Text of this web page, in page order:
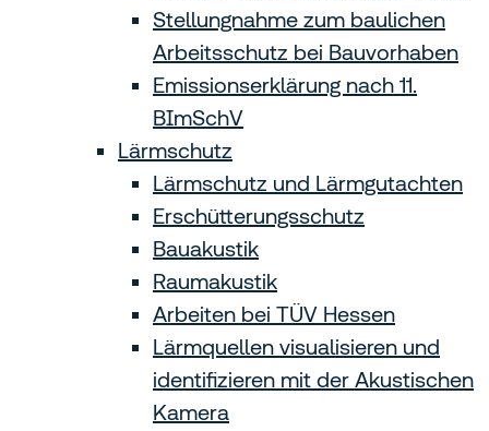
Stellungnahme zum baulichen
Arbeitsschutz bei Bauvorhaben
Emissionserklärung nach 11.
BImSchV
Lärmschutz
Lärmschutz und Lärmgutachten
Erschütterungsschutz
Bauakustik
Raumakustik
Arbeiten bei TÜV Hessen
Lärmquellen visualisieren und
identifizieren mit der Akustischen
Kamera